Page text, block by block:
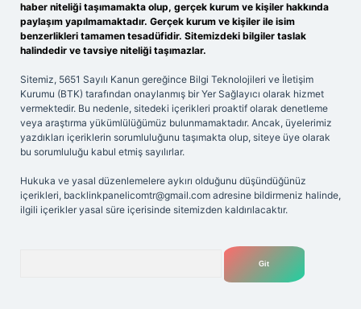
haber niteliği taşımamakta olup, gerçek kurum ve kişiler hakkında
paylaşım yapılmamaktadır. Gerçek kurum ve kişiler ile isim
benzerlikleri tamamen tesadüfidir. Sitemizdeki bilgiler taslak
halindedir ve tavsiye niteliği taşımazlar.
Sitemiz, 5651 Sayılı Kanun gereğince Bilgi Teknolojileri ve İletişim
Kurumu (BTK) tarafından onaylanmış bir Yer Sağlayıcı olarak hizmet
vermektedir. Bu nedenle, sitedeki içerikleri proaktif olarak denetleme
veya araştırma yükümlülüğümüz bulunmamaktadır. Ancak, üyelerimiz
yazdıkları içeriklerin sorumluluğunu taşımakta olup, siteye üye olarak
bu sorumluluğu kabul etmiş sayılırlar.
Hukuka ve yasal düzenlemelere aykırı olduğunu düşündüğünüz
içerikleri, backlinkpanelicomtr@gmail.com adresine bildirmeniz halinde,
ilgili içerikler yasal süre içerisinde sitemizden kaldırılacaktır.